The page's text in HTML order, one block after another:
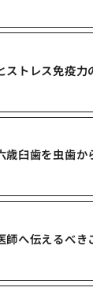
ストレス免疫力
歳臼歯を虫歯か
師へ伝えるべき